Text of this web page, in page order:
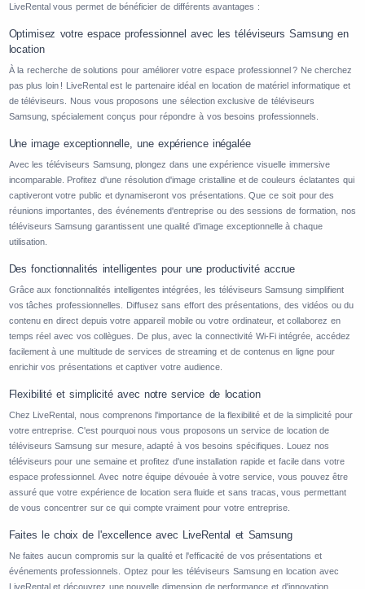
LiveRental vous permet de bénéficier de différents avantages :
Optimisez votre espace professionnel avec les téléviseurs Samsung en
location
À la recherche de solutions pour améliorer votre espace professionnel ? Ne cherchez
pas plus loin ! LiveRental est le partenaire idéal en location de matériel informatique et
de téléviseurs. Nous vous proposons une sélection exclusive de téléviseurs
Samsung, spécialement conçus pour répondre à vos besoins professionnels.
Une image exceptionnelle, une expérience inégalée
Avec les téléviseurs Samsung, plongez dans une expérience visuelle immersive
incomparable. Profitez d'une résolution d'image cristalline et de couleurs éclatantes qui
captiveront votre public et dynamiseront vos présentations. Que ce soit pour des
réunions importantes, des événements d'entreprise ou des sessions de formation, nos
téléviseurs Samsung garantissent une qualité d'image exceptionnelle à chaque
utilisation.
Des fonctionnalités intelligentes pour une productivité accrue
Grâce aux fonctionnalités intelligentes intégrées, les téléviseurs Samsung simplifient
vos tâches professionnelles. Diffusez sans effort des présentations, des vidéos ou du
contenu en direct depuis votre appareil mobile ou votre ordinateur, et collaborez en
temps réel avec vos collègues. De plus, avec la connectivité Wi-Fi intégrée, accédez
facilement à une multitude de services de streaming et de contenus en ligne pour
enrichir vos présentations et captiver votre audience.
Flexibilité et simplicité avec notre service de location
Chez LiveRental, nous comprenons l'importance de la flexibilité et de la simplicité pour
votre entreprise. C'est pourquoi nous vous proposons un service de location de
téléviseurs Samsung sur mesure, adapté à vos besoins spécifiques. Louez nos
téléviseurs pour une semaine et profitez d'une installation rapide et facile dans votre
espace professionnel. Avec notre équipe dévouée à votre service, vous pouvez être
assuré que votre expérience de location sera fluide et sans tracas, vous permettant
de vous concentrer sur ce qui compte vraiment pour votre entreprise.
Faites le choix de l'excellence avec LiveRental et Samsung
Ne faites aucun compromis sur la qualité et l'efficacité de vos présentations et
événements professionnels. Optez pour les téléviseurs Samsung en location avec
LiveRental et découvrez une nouvelle dimension de performance et d'innovation.